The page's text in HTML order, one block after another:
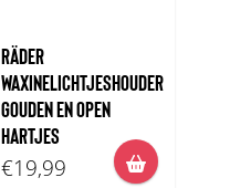
RÄDER
WAXINELICHTJESHOUDER
GOUDEN EN OPEN
HARTJES
€19,99